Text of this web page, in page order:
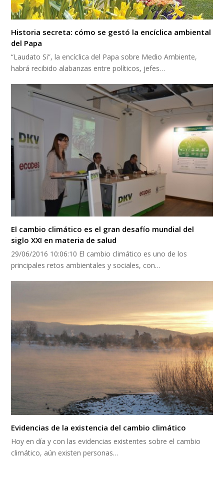
Historia secreta: cómo se gestó la encíclica ambiental
del Papa
“Laudato Si”, la encíclica del Papa sobre Medio Ambiente,
habrá recibido alabanzas entre políticos, jefes…
El cambio climático es el gran desafío mundial del
siglo XXI en materia de salud
29/06/2016 10:06:10 El cambio climático es uno de los
principales retos ambientales y sociales, con…
Evidencias de la existencia del cambio climático
Hoy en día y con las evidencias existentes sobre el cambio
climático, aún existen personas…